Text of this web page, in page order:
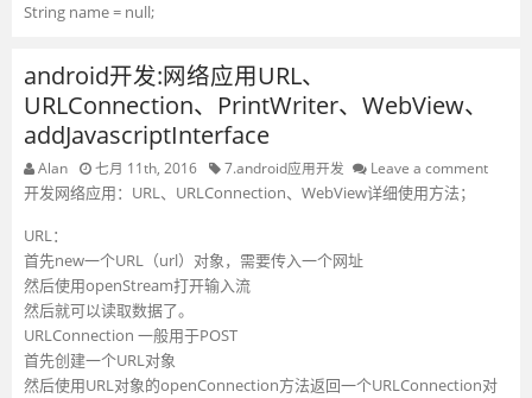
String name = null;
android开发:网络应用URL、
URLConnection、PrintWriter、WebView、
addJavascriptInterface
Alan 七月 11th, 2016 7.android应用开发 Leave a comment
开发网络应用：URL、URLConnection、WebView详细使用方法；
URL：
首先new一个URL（url）对象，需要传入一个网址
然后使用openStream打开输入流
然后就可以读取数据了。
URLConnection 一般用于POST
首先创建一个URL对象
然后使用URL对象的openConnection方法返回一个URLConnection对